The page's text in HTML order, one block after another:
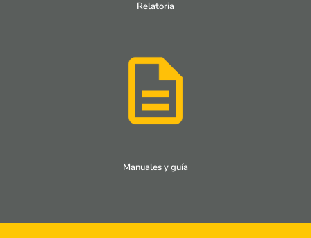
Relatoria
Manuales y guía